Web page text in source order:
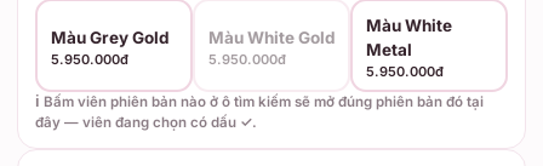
Màu Grey Gold
5.950.000đ
Màu White Gold
5.950.000đ
Màu White
Metal
5.950.000đ
ℹ️ Bấm viên phiên bản nào ở ô tìm kiếm sẽ mở đúng phiên bản đó tại
đây — viên đang chọn có dấu ✓.